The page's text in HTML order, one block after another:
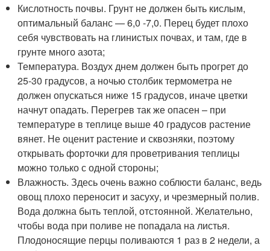
Кислотность почвы. Грунт не должен быть кислым,
оптимальный баланс — 6,0 -7,0. Перец будет плохо
себя чувствовать на глинистых почвах, и там, где в
грунте много азота;
Температура. Воздух днем должен быть прогрет до
25-30 градусов, а ночью столбик термометра не
должен опускаться ниже 15 градусов, иначе цветки
начнут опадать. Перегрев так же опасен – при
температуре в теплице выше 40 градусов растение
вянет. Не оценит растение и сквозняки, поэтому
открывать форточки для проветривания теплицы
можно только с одной стороны;
Влажность. Здесь очень важно соблюсти баланс, ведь
овощ плохо переносит и засуху, и чрезмерный полив.
Вода должна быть теплой, отстоянной. Желательно,
чтобы вода при поливе не попадала на листья.
Плодоносящие перцы поливаются 1 раз в 2 недели, а